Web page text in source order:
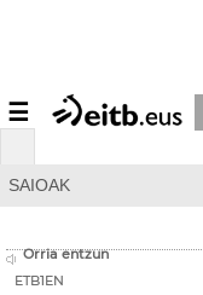
☰
SAIOAK
Orria entzun
ETB1EN